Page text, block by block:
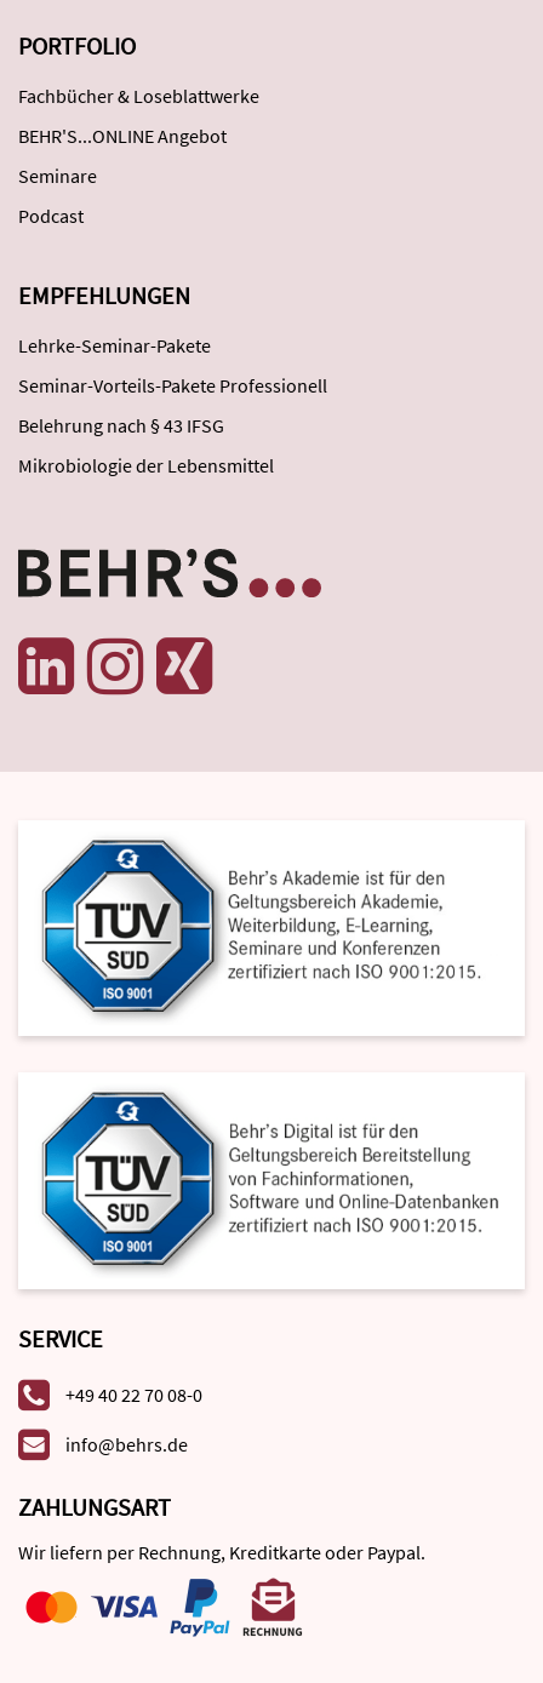
PORTFOLIO
Fachbücher & Loseblattwerke
BEHR'S...ONLINE Angebot
Seminare
Podcast
EMPFEHLUNGEN
Lehrke-Seminar-Pakete
Seminar-Vorteils-Pakete Professionell
Belehrung nach § 43 IFSG
Mikrobiologie der Lebensmittel
SERVICE
+49 40 22 70 08-0
info@behrs.de
ZAHLUNGSART
Wir liefern per Rechnung, Kreditkarte oder Paypal.